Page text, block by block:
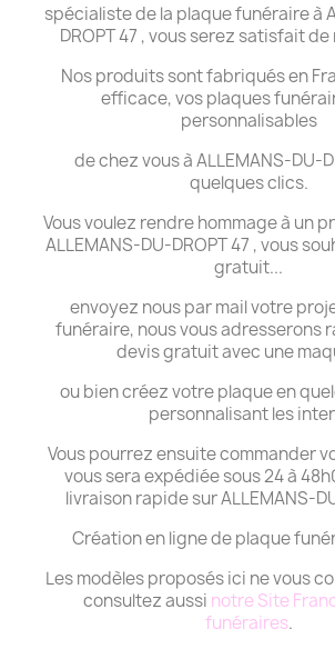
spécialiste de la plaque funéraire à
DROPT 47 , vous serez satisfait
Nos produits sont fabriqués en
efficace, vos plaques
personnalisables
de chez vous à ALLEMANS-DU-
quelques clics.
Vous voulez rendre hommage à un
ALLEMANS-DU-DROPT 47 , vous
gratuit...
envoyez nous par mail votre
funéraire, nous vous adresserons
devis gratuit avec une
ou bien créez votre plaque en
personnalisant les
Vous pourrez ensuite commander
vous sera expédiée sous 24 à
livraison rapide sur ALLEMANS-
Création en ligne de plaque
Les modèles proposés ici ne vous
consultez aussi notre Site
funéraires.